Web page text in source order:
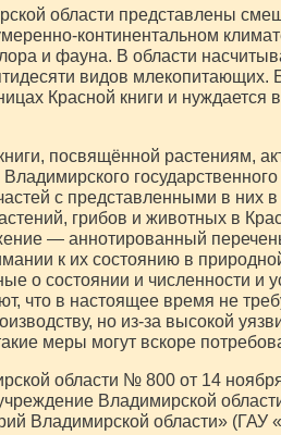
области представлены
континентальном
и фауна. В области
видов млекопитающих.
Красной книги и нуждается
посвящённой растениям,
государственного
с представленными в них в
грибов и животных в
— аннотированный
к их состоянию в
о состоянии и численности и
что в настоящее время не
но из-за высокой
меры могут вскоре
области № 800 от 14
Владимирской
Владимирской области» (ГАУ